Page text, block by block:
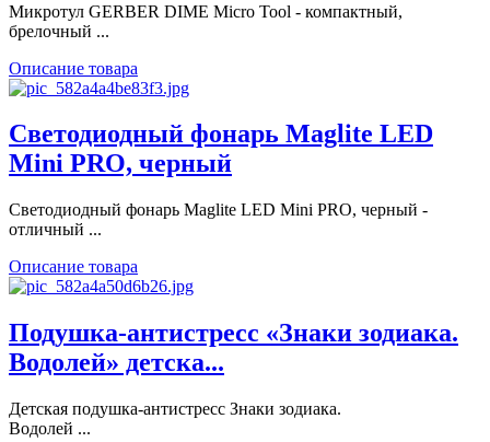
Микротул GERBER DIME Micro Tool - компактный,
брелочный ...
Описание товара
Светодиодный фонарь Maglite LED
Mini PRO, черный
Светодиодный фонарь Maglite LED Mini PRO, черный -
отличный ...
Описание товара
Подушка-антистресс «Знаки зодиака.
Водолей» детска...
Детская подушка-антистресс Знаки зодиака.
Водолей ...